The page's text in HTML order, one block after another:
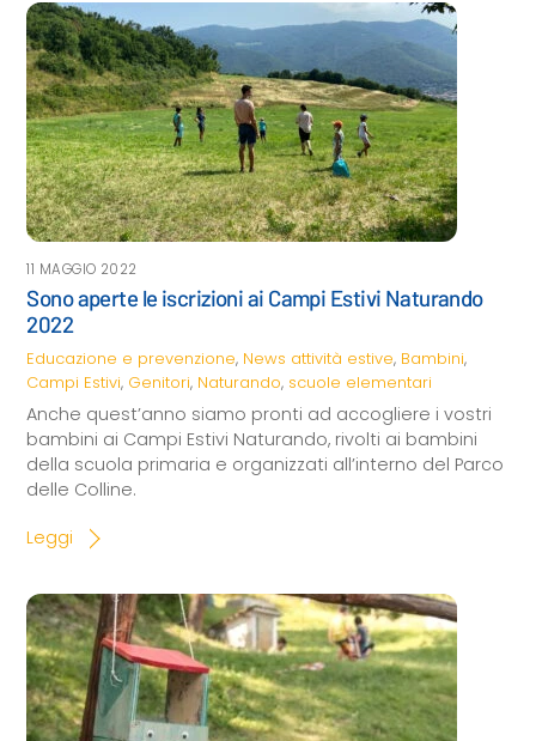
11 MAGGIO 2022
Sono aperte le iscrizioni ai Campi Estivi Naturando
2022
Educazione e prevenzione, News attività estive, Bambini,
Campi Estivi, Genitori, Naturando, scuole elementari
Anche quest’anno siamo pronti ad accogliere i vostri
bambini ai Campi Estivi Naturando, rivolti ai bambini
della scuola primaria e organizzati all’interno del Parco
delle Colline.
Leggi